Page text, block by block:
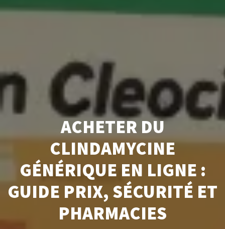
ACHETER DU
CLINDAMYCINE
GÉNÉRIQUE EN LIGNE :
GUIDE PRIX, SÉCURITÉ ET
PHARMACIES